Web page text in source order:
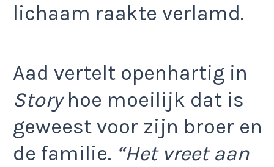
lichaam raakte verlamd.
Aad vertelt openhartig in
Storyhoe moeilijk dat is
geweest voor zijn broer en
de familie. “Het vreet aan